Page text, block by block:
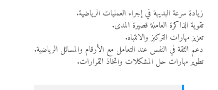
زيادة سرعة البديهة في إجراء العمليات الرياضية.
تقوية الذاكرة العاملة قصيرة المدى.
تعزيز مهارات التركيز والانتباه.
دعم الثقة في النفس عند التعامل مع الأرقام والمسائل الرياضية.
تطوير مهارات حل المشكلات واتخاذ القرارات.